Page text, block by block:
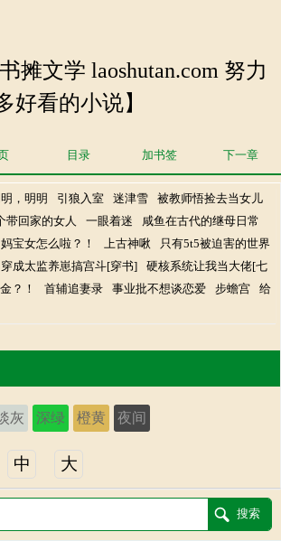
摊文学 laoshutan.com 努力
好看的小说】
目录 加书签 下一章
，明明 引狼入室 迷津雪
被教师悟捡去当女儿
带回家的女人 一眼着迷
咸鱼在古代的继母日常
宝女怎么啦？！ 上古神啾
只有5t5被迫害的世界
穿成太监养崽搞宫斗[穿书]
硬核系统让我当大佬[七
？！ 首辅追妻录 事业批不想谈恋爱 步蟾宫
给
灰 深绿 橙黄 夜间
中 大